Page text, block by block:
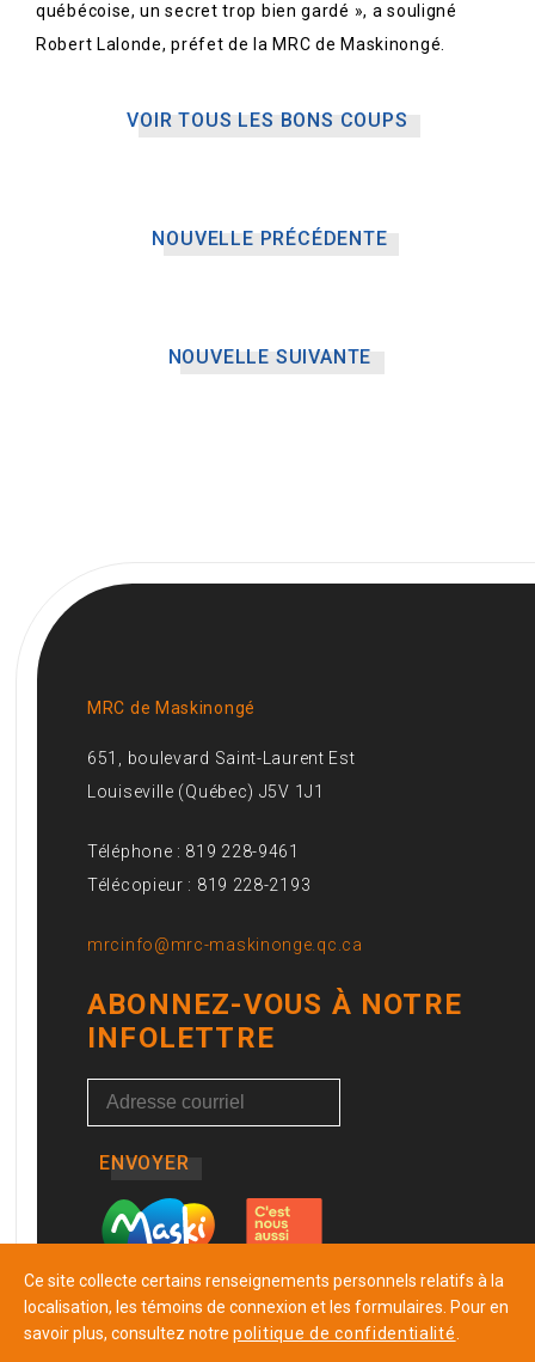
québécoise, un secret trop bien gardé », a souligné
Robert Lalonde, préfet de la MRC de Maskinongé.
VOIR TOUS LES BONS COUPS
NOUVELLE PRÉCÉDENTE
NOUVELLE SUIVANTE
MRC de Maskinongé
651, boulevard Saint-Laurent Est
Louiseville (Québec) J5V 1J1
Téléphone : 819 228-9461
Télécopieur : 819 228-2193
mrcinfo@mrc-maskinonge.qc.ca
ABONNEZ-VOUS À NOTRE
INFOLETTRE
ENVOYER
Ce site collecte certains renseignements personnels relatifs à la
localisation, les témoins de connexion et les formulaires. Pour en
savoir plus, consultez notre politique de confidentialité